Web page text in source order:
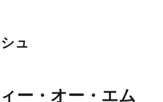
ュ
ー・オー・エム